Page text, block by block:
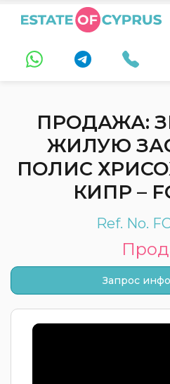
ПРОДАЖА:
ЖИЛУЮ
ПОЛИС
КИПР –
Ref. No.
Запрос